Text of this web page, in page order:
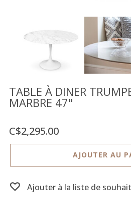
LISTE
SOUHAITS
TABLE À DINER
MARBRE 47"
C$2,295.00
AJOUTER AU
Ajouter à la liste de